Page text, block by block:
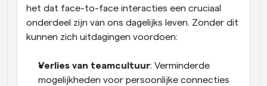
het dat face-to-face interacties een cruciaal
onderdeel zijn van ons dagelijks leven. Zonder dit
kunnen zich uitdagingen voordoen:
Verlies van teamcultuur: Verminderde
mogelijkheden voor persoonlijke connecties